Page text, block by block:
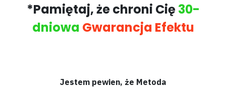
*Pamiętaj, że chroni Cię 30-
dniowa Gwarancja Efektu
Jestem pewien, że Metoda